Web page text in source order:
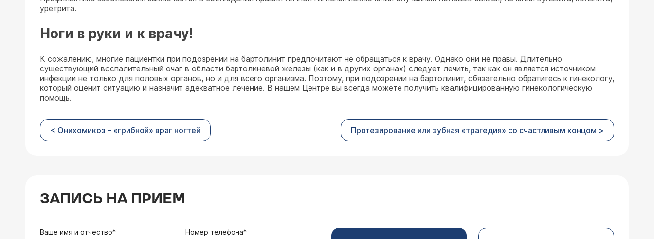
уретрита.
Ноги в руки и к врачу!
К сожалению, многие пациентки при подозрении на бартолинит предпочитают не обращаться к врачу. Однако они не правы. Длительно
существующий воспалительный очаг в области бартолиневой железы (как и в других органах) следует лечить, так как он является источником
инфекции не только для половых органов, но и для всего организма. Поэтому, при подозрении на бартолинит, обязательно обратитесь к гинекологу,
который оценит ситуацию и назначит адекватное лечение. В нашем Центре вы всегда можете получить квалифицированную гинекологическую
помощь.
< Онихомикоз – «грибной» враг ногтей Протезирование или зубная «трагедия» со счастливым концом >
ЗАПИСЬ НА ПРИЕМ
Ваше имя и отчество* Номер телефона*